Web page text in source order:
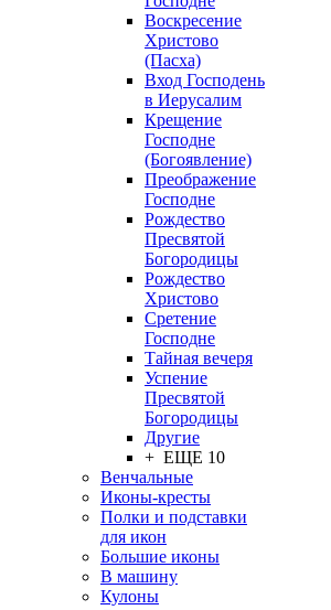
Воскресение
Христово
(Пасха)
Вход Господень
в Иерусалим
Крещение
Господне
(Богоявление)
Преображение
Господне
Рождество
Пресвятой
Богородицы
Рождество
Христово
Сретение
Господне
Тайная вечеря
Успение
Пресвятой
Богородицы
Другие
+ ЕЩЕ 10
Венчальные
Иконы-кресты
Полки и подставки
для икон
Большие иконы
В машину
Кулоны